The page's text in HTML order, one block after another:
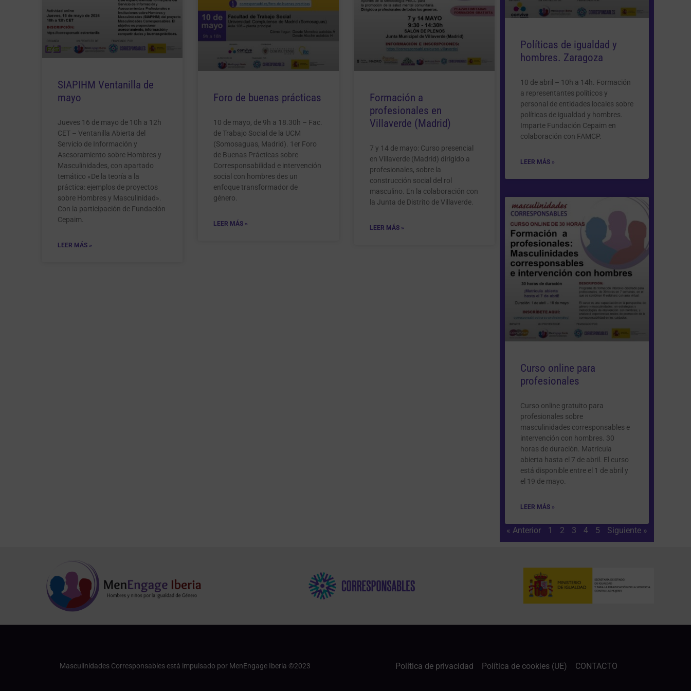
SIAPIHM Ventanilla de
mayo
Jueves 16 de mayo de 10h a 12h
CET – Ventanilla Abierta del
Servicio de Información y
Asesoramiento sobre Hombres y
Masculinidades, con apartado
temático «De la teoría a la
práctica: ejemplos de proyectos
sobre Hombres y Masculinidad».
Con la participación de Fundación
Cepaim.
LEER MÁS »
Foro de buenas prácticas
10 de mayo, de 9h a 18.30h – Fac.
de Trabajo Social de la UCM
(Somosaguas, Madrid). 1er Foro
de Buenas Prácticas sobre
Corresponsabilidad e intervención
social con hombres des un
enfoque transformador de
género.
LEER MÁS »
Formación a
profesionales en
Villaverde (Madrid)
7 y 14 de mayo: Curso presencial
en Villaverde (Madrid) dirigido a
profesionales, sobre la
construcción social del rol
masculino. En la colaboración con
la Junta de Distrito de Villaverde.
LEER MÁS »
Políticas de igualdad y
hombres. Zaragoza
10 de abril – 10h a 14h. Formación
a representantes políticos y
personal de entidades locales sobre
políticas de igualdad y hombres.
Imparte Fundación Cepaim en
colaboración con FAMCP.
LEER MÁS »
Curso online para
profesionales
Curso online gratuito para
profesionales sobre
masculinidades corresponsables e
intervención con hombres. 30
horas de duración. Matrícula
abierta hasta el 7 de abril. El curso
está disponible entre el 1 de abril y
el 19 de mayo.
LEER MÁS »
« Anterior 1 2 3 4 5 Siguiente »
Masculinidades Corresponsables está impulsado por MenEngage Iberia ©2023 Política de privacidad Política de cookies (UE) CONTACTO